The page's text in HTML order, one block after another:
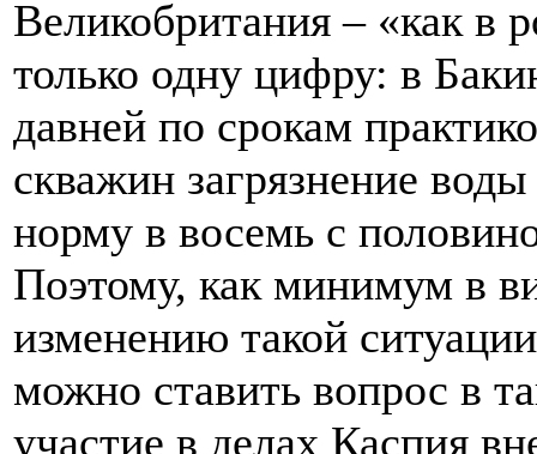
Великобритания – «как в
только одну цифру: в
давней по срокам
скважин загрязнение
норму в восемь с
Поэтому, как минимум в
изменению такой
можно ставить вопрос в
участие в делах Каспия